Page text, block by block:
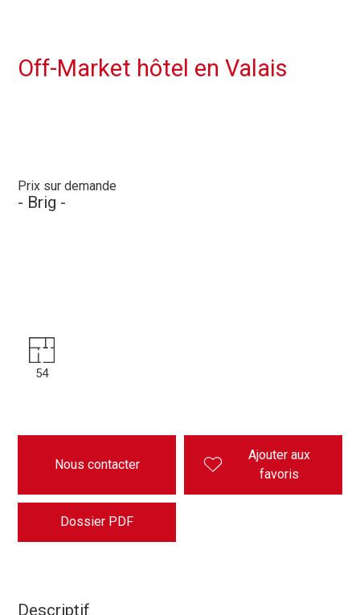
Off-Market hôtel en Valais
Prix sur demande
- Brig -
54
Nous contacter
Ajouter aux
favoris
Dossier PDF
Descriptif